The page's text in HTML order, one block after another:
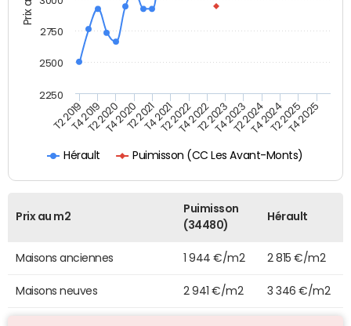
Hérault Puimisson (CC Les Avant-Monts)
T2 2019T4 2019T2 2020T4 2020T2 2021T4 2021T2 2022T4 2022T2 2023T4 2023T2 2024T4 2024T2 2025T4 2025
2250
2500
2750
Prix au m2
Puimisson
(34480)
Hérault
Maisons anciennes 1 944 €/m2 2 815 €/m2
Maisons neuves 2 941 €/m2 3 346 €/m2